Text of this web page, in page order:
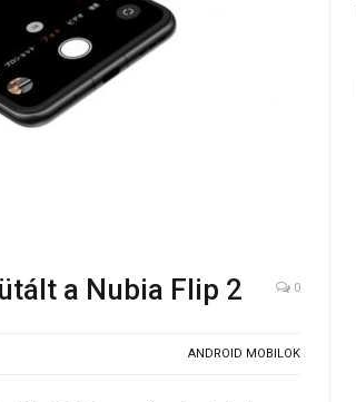
a Nubia Flip 2 0
ANDROID MOBILOK